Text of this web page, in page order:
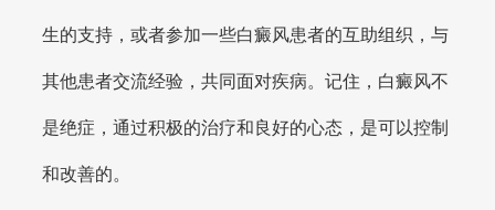
生的支持，或者参加一些白癜风患者的互助组织，与
其他患者交流经验，共同面对疾病。记住，白癜风不
是绝症，通过积极的治疗和良好的心态，是可以控制
和改善的。